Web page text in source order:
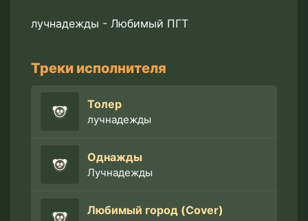
лучнадежды - Любимый ПГТ
Треки исполнителя
Толер
лучнадежды
Однажды
Лучнадежды
Любимый город (Cover)